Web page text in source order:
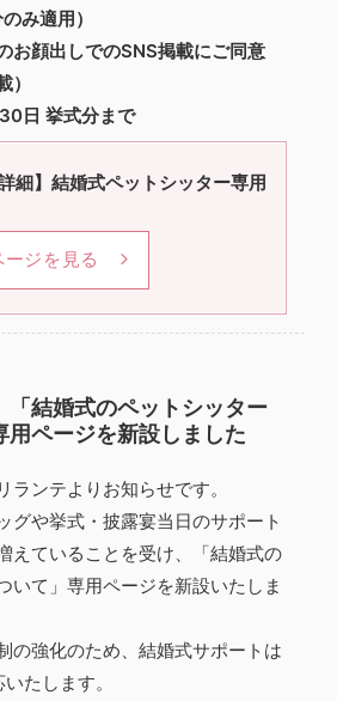
み適用）
お顔出しでのSNS掲載にご同意
）
日 挙式分まで
細】結婚式ペットシッター専用
ジを見る
「結婚式のペットシッター
用ページを新設しました
ランテよりお知らせです。
グや挙式・披露宴当日のサポート
えていることを受け、「結婚式の
いて」専用ページを新設いたしま
の強化のため、結婚式サポートは
たします。